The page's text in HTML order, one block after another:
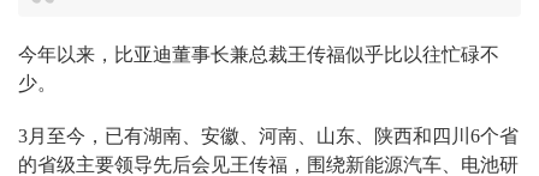
今年以来，比亚迪董事长兼总裁王传福似乎比以往忙碌不
少。
3月至今，已有湖南、安徽、河南、山东、陕西和四川6个省
的省级主要领导先后会见王传福，围绕新能源汽车、电池研